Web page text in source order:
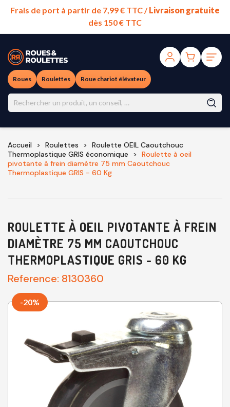
Frais de port à partir de 7,99 € TTC /Livraison gratuite
dès 150 € TTC
Roues Roulettes Roue chariot élévateur
Accueil Roulettes
Roulette OEIL Caoutchouc
Thermoplastique GRIS économique
Roulette à oeil
pivotante à frein diamètre 75 mm Caoutchouc
Thermoplastique GRIS - 60 Kg
ROULETTE À OEIL PIVOTANTE À FREIN
DIAMÈTRE 75 MM CAOUTCHOUC
THERMOPLASTIQUE GRIS - 60 KG
Reference: 8130360
-20%